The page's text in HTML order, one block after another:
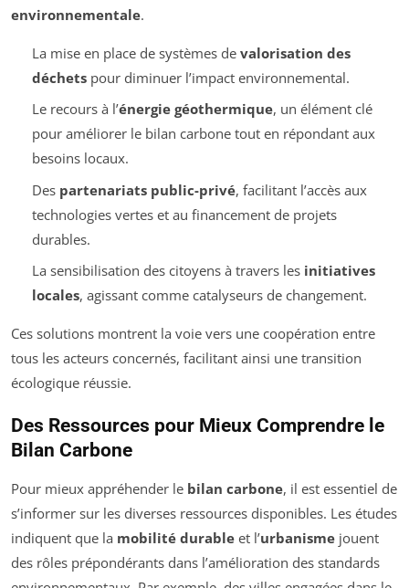
environnementale.
La mise en place de systèmes de valorisation des
déchetspour diminuer l’impact environnemental.
Le recours à l’énergie géothermique, un élément clé
pour améliorer le bilan carbone tout en répondant aux
besoins locaux.
Des partenariats public-privé, facilitant l’accès aux
technologies vertes et au financement de projets
durables.
La sensibilisation des citoyens à travers les initiatives
locales, agissant comme catalyseurs de changement.
Ces solutions montrent la voie vers une coopération entre
tous les acteurs concernés, facilitant ainsi une transition
écologique réussie.
Des Ressources pour Mieux Comprendre le
Bilan Carbone
Pour mieux appréhender le bilan carbone, il est essentiel de
s’informer sur les diverses ressources disponibles. Les études
indiquent que la mobilité durable et l’urbanisme jouent
des rôles prépondérants dans l’amélioration des standards